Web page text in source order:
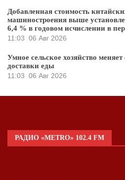
Добавленная стоимость
машиностроения выше
6,4 % в годовом исчислении в
11:03 06 Авг 2026
Умное сельское хозяйство
доставки еды
11:03 06 Авг 2026
РАДИО «METRO» 102.4 FM